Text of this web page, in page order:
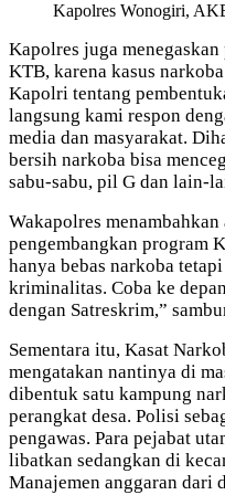
Kapolres Wonogiri,
Kapolres juga
KTB, karena kasus
Kapolri tentang
langsung kami respon
media dan masyarakat.
bersih narkoba bisa
sabu-sabu, pil G dan lain-
Wakapolres
pengembangkan program
hanya bebas narkoba
kriminalitas. Coba ke
dengan Satreskrim,”
Sementara itu, Kasat
mengatakan nantinya di
dibentuk satu kampung
perangkat desa. Polisi
pengawas. Para pejabat
libatkan sedangkan di
Manajemen anggaran dari